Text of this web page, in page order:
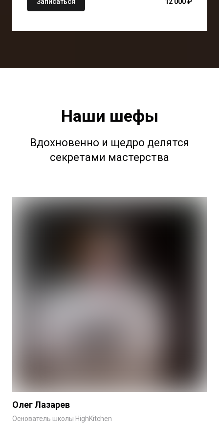
Наши шефы
Вдохновенно и щедро делятся
секретами мастерства
Олег Лазарев
Основатель школы HighKitchen